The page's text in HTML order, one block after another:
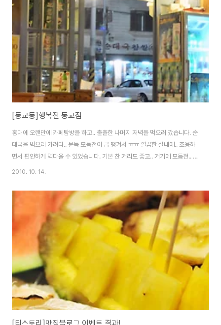
습니다. 생각보다 양은 적었으나.. 이것또한.. 뜨거워서 매운것을 더 자극하는
군요ㅠㅠ 반드시 계란말이는 식혀서 드시기 바랍니다. 그래야 좀 시원해 집니
다. 아..
[동교동]행복전 동교점
홍대에 오랜만에 카페탐방을 하고.. 출출한 나머지 저녁을 먹으러 갔습니다. 순
대국을 먹으러 가려다.. 문득 모듬전이 급 땡겨서 ㅠㅠ 깔끔한 실내에.. 조용하
면서 편안하게 먹다올 수 있었습니다. 기본 찬 거리도 좋고.. 거기에 모듬전.. 큼
지막하게 나오니 좋습니다. 굴전, 동그랑땡, 호박전, 두부전, 깻잎전등등... 아쉬
이 먹기에는 양이 살짝 많습니다. 뭐 굶고 간다면 상관없겠지만.. 막걸리를 안마
셨기에 먹을 수 있었지 안그러면 남겼을법 합니다. 다음에는 다른곳을 투어 할
예정입니다.^^ Nikon D300 & Sigma 24-70 F2.8 EX DG 2010-10-11
2010. 10. 14.